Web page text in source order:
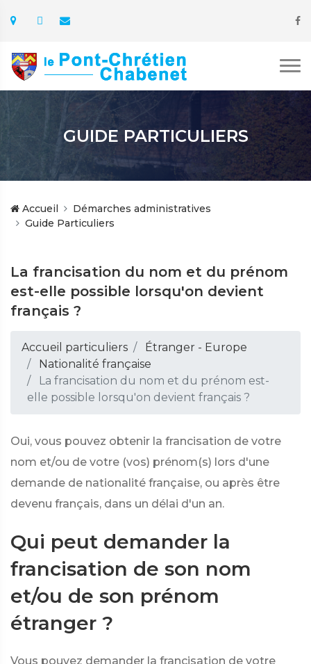
GUIDE PARTICULIERS
Accueil
Démarches administratives
Guide Particuliers
La francisation du nom et du prénom
est-elle possible lorsqu'on devient
français ?
Accueil particuliers
Étranger - Europe
Nationalité française
La francisation du nom et du prénom est-
elle possible lorsqu'on devient français ?
Oui, vous pouvez obtenir la francisation de votre
nom et/ou de votre (vos) prénom(s) lors d'une
demande de nationalité française, ou après être
devenu français, dans un délai d'un an.
Qui peut demander la
francisation de son nom
et/ou de son prénom
étranger ?
Vous pouvez demander la francisation de votre